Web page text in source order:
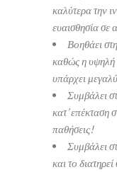
καλύτερα την
ευαισθησία σε
Βοηθάει
καθώς η υψηλή
υπάρχει
Συμβάλει
κατ’ επέκταση
παθήσεις!
Συμβάλει
και το